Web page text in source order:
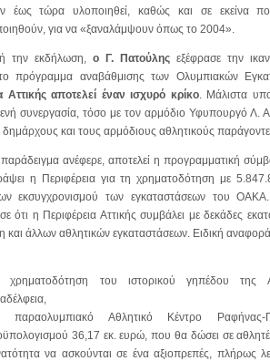
έως τώρα υλοποιηθεί, καθώς και σε εκείνα
για να «ξαναλάμψουν όπως το 2004».
την εκδήλωση, ο Γ. Πατούλης εξέφρασε την
πρόγραμμα αναβάθμισης των Ολυμπιακών
Αττικής αποτελεί έναν ισχυρό κρίκο. Μάλιστα
συνεργασία, τόσο με τον αρμόδιο Υφυπουργό Λ.
δημάρχους και τους αρμόδιους αθλητικούς
παράδειγμα ανέφερε, αποτελεί η προγραμματική
η Περιφέρεια για τη χρηματοδότηση με
εκσυγχρονισμού των εγκαταστάσεων του
ότι η Περιφέρεια Αττικής συμβάλει με δεκάδες
και άλλων αθλητικών εγκαταστάσεων. Ειδική αναφορά
χρηματοδότηση του ιστορικού γηπέδου
παραολυμπιακό Αθλητικό Κέντρο Ραφήνας-
36,17 εκ. ευρώ, που θα δώσει σε
να ασκούνται σε ένα αξιοπρεπές, πλήρως